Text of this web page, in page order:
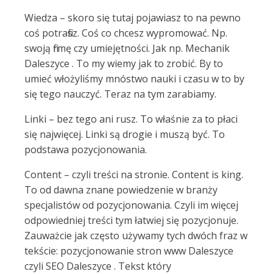
Wiedza – skoro się tutaj pojawiasz to na pewno
coś potrafisz. Coś co chcesz wypromować. Np.
swoją firmę czy umiejętności. Jak np. Mechanik
Daleszyce . To my wiemy jak to zrobić. By to
umieć włożyliśmy mnóstwo nauki i czasu w to by
się tego nauczyć. Teraz na tym zarabiamy.
Linki – bez tego ani rusz. To właśnie za to płaci
się najwięcej. Linki są drogie i muszą być. To
podstawa pozycjonowania.
Content – czyli treści na stronie. Content is king.
To od dawna znane powiedzenie w branży
specjalistów od pozycjonowania. Czyli im więcej
odpowiedniej treści tym łatwiej się pozycjonuje.
Zauważcie jak często używamy tych dwóch fraz w
tekście: pozycjonowanie stron www Daleszyce
czyli SEO Daleszyce . Tekst który